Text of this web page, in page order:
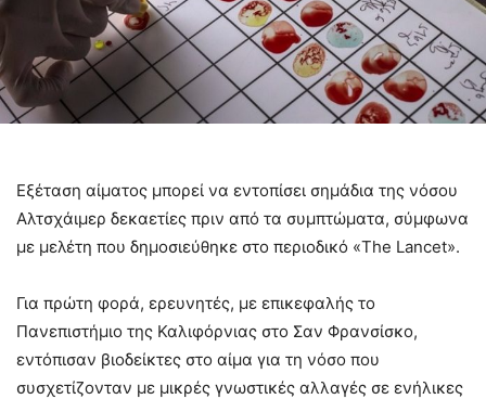
Εξέταση αίματος μπορεί να εντοπίσει σημάδια της νόσου
Αλτσχάιμερ δεκαετίες πριν από τα συμπτώματα, σύμφωνα
με μελέτη που δημοσιεύθηκε στο περιοδικό «The Lancet».
Για πρώτη φορά, ερευνητές, με επικεφαλής το
Πανεπιστήμιο της Καλιφόρνιας στο Σαν Φρανσίσκο,
εντόπισαν βιοδείκτες στο αίμα για τη νόσο που
συσχετίζονταν με μικρές γνωστικές αλλαγές σε ενήλικες